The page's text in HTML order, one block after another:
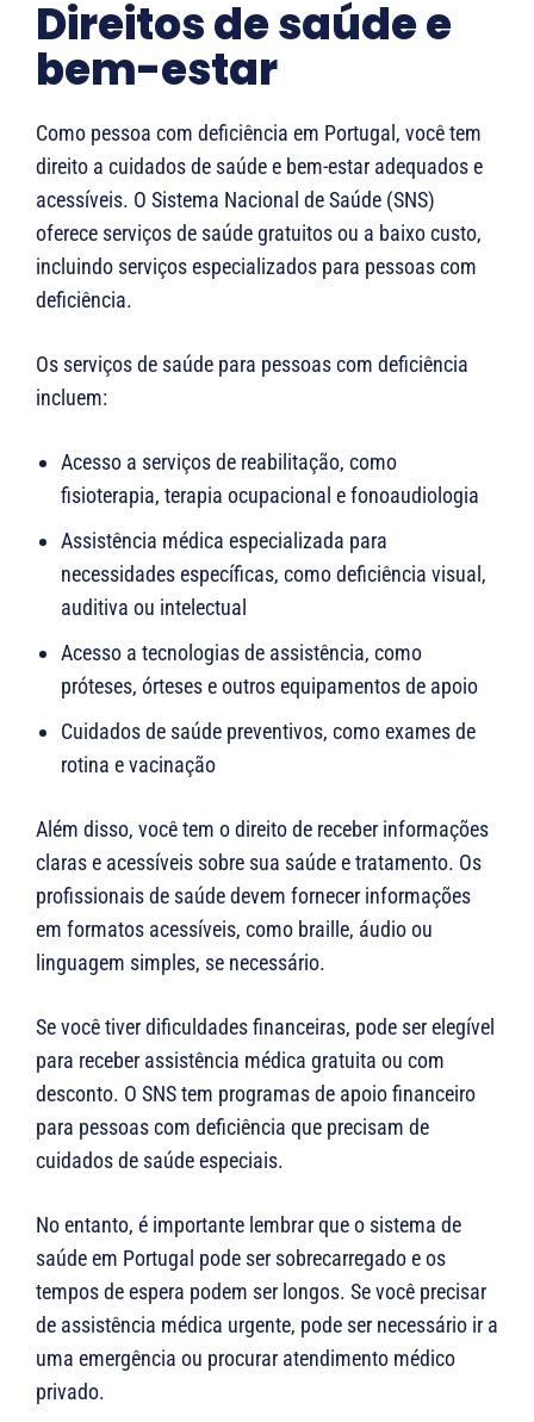
Direitos de saúde e
bem-estar
Como pessoa com deficiência em Portugal, você tem
direito a cuidados de saúde e bem-estar adequados e
acessíveis. O Sistema Nacional de Saúde (SNS)
oferece serviços de saúde gratuitos ou a baixo custo,
incluindo serviços especializados para pessoas com
deficiência.
Os serviços de saúde para pessoas com deficiência
incluem:
Acesso a serviços de reabilitação, como
fisioterapia, terapia ocupacional e fonoaudiologia
Assistência médica especializada para
necessidades específicas, como deficiência visual,
auditiva ou intelectual
Acesso a tecnologias de assistência, como
próteses, órteses e outros equipamentos de apoio
Cuidados de saúde preventivos, como exames de
rotina e vacinação
Além disso, você tem o direito de receber informações
claras e acessíveis sobre sua saúde e tratamento. Os
profissionais de saúde devem fornecer informações
em formatos acessíveis, como braille, áudio ou
linguagem simples, se necessário.
Se você tiver dificuldades financeiras, pode ser elegível
para receber assistência médica gratuita ou com
desconto. O SNS tem programas de apoio financeiro
para pessoas com deficiência que precisam de
cuidados de saúde especiais.
No entanto, é importante lembrar que o sistema de
saúde em Portugal pode ser sobrecarregado e os
tempos de espera podem ser longos. Se você precisar
de assistência médica urgente, pode ser necessário ir a
uma emergência ou procurar atendimento médico
privado.